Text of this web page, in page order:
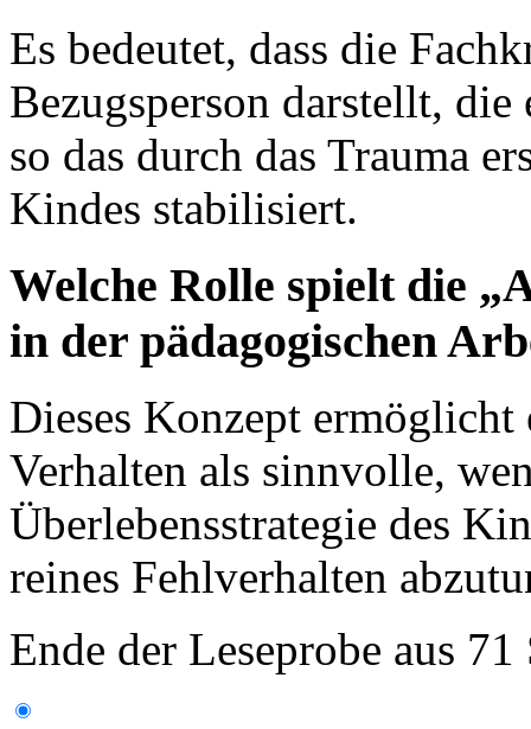
Es bedeutet, dass die
Bezugsperson darstellt,
so das durch das Trauma
Kindes stabilisiert.
Welche Rolle spielt die
in der pädagogischen
Dieses Konzept
Verhalten als sinnvolle,
Überlebensstrategie des
reines Fehlverhalten
Ende der Leseprobe aus